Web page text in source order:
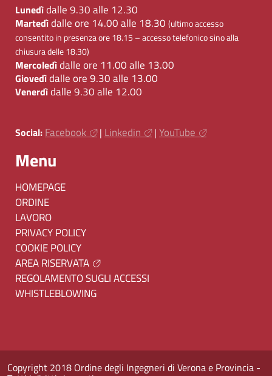
Lunedìdalle 9.30 alle 12.30
Martedìdalle ore 14.00 alle 18.30 (ultimo accesso
consentito in presenza ore 18.15 – accesso telefonico sino alla
chiusura delle 18.30)
Mercoledìdalle ore 11.00 alle 13.00
Giovedìdalle ore 9.30 alle 13.00
Venerdìdalle 9.30 alle 12.00
Social: Facebook | Linkedin | YouTube
Menu
HOMEPAGE
ORDINE
LAVORO
PRIVACY POLICY
COOKIE POLICY
AREA RISERVATA
REGOLAMENTO SUGLI ACCESSI
WHISTLEBLOWING
Copyright 2018 Ordine degli Ingegneri di Verona e Provincia -